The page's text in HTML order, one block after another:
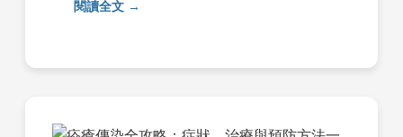
醫，保障家人健康。內容基於專業知
閱讀全文